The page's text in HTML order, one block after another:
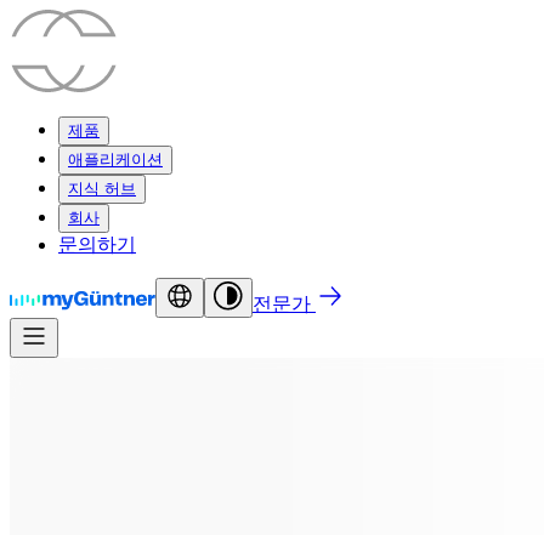
제품
애플리케이션
지식 허브
회사
문의하기
전문가